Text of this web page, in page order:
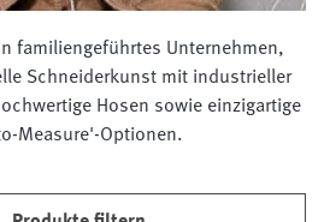
familiengeführtes Unternehmen,
Schneiderkunst mit industrieller
Hosen sowie einzigartige
Measure'-Optionen.